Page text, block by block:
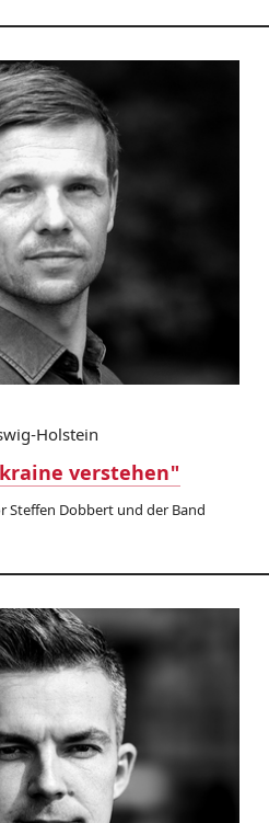
Holstein
verstehen"
Steffen Dobbert und der Band